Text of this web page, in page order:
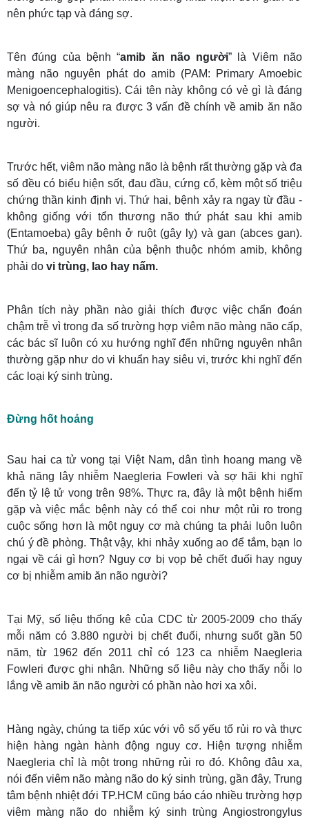
nên phức tạp và đáng sợ.
Tên đúng của bệnh “amib ăn não người” là Viêm não
màng não nguyên phát do amib (PAM: Primary Amoebic
Menigoencephalogitis). Cái tên này không có vẻ gì là đáng
sợ và nó giúp nêu ra được 3 vấn đề chính về amib ăn não
người.
Trước hết, viêm não màng não là bệnh rất thường gặp và đa
số đều có biểu hiện sốt, đau đầu, cứng cổ, kèm một số triệu
chứng thần kinh định vị. Thứ hai, bệnh xảy ra ngay từ đầu -
không giống với tổn thương não thứ phát sau khi amib
(Entamoeba) gây bệnh ở ruột (gây lỵ) và gan (abces gan).
Thứ ba, nguyên nhân của bệnh thuộc nhóm amib, không
phải do vi trùng, lao hay nấm.
Phân tích này phần nào giải thích được việc chẩn đoán
chậm trễ vì trong đa số trường hợp viêm não màng não cấp,
các bác sĩ luôn có xu hướng nghĩ đến những nguyên nhân
thường gặp như do vi khuẩn hay siêu vi, trước khi nghĩ đến
các loại ký sinh trùng.
Đừng hốt hoảng
Sau hai ca tử vong tại Việt Nam, dân tình hoang mang về
khả năng lây nhiễm Naegleria Fowleri và sợ hãi khi nghĩ
đến tỷ lệ tử vong trên 98%. Thực ra, đây là một bệnh hiếm
gặp và việc mắc bệnh này có thể coi như một rủi ro trong
cuộc sống hơn là một nguy cơ mà chúng ta phải luôn luôn
chú ý đề phòng. Thật vậy, khi nhảy xuống ao để tắm, bạn lo
ngại về cái gì hơn? Nguy cơ bị vọp bẻ chết đuối hay nguy
cơ bị nhiễm amib ăn não người?
Tại Mỹ, số liệu thống kê của CDC từ 2005-2009 cho thấy
mỗi năm có 3.880 người bị chết đuối, nhưng suốt gần 50
năm, từ 1962 đến 2011 chỉ có 123 ca nhiễm Naegleria
Fowleri được ghi nhận. Những số liệu này cho thấy nỗi lo
lắng về amib ăn não người có phần nào hơi xa xôi.
Hàng ngày, chúng ta tiếp xúc với vô số yếu tố rủi ro và thực
hiện hàng ngàn hành động nguy cơ. Hiện tượng nhiễm
Naegleria chỉ là một trong những rủi ro đó. Không đâu xa,
nói đến viêm não màng não do ký sinh trùng, gần đây, Trung
tâm bệnh nhiệt đới TP.HCM cũng báo cáo nhiều trường hợp
viêm màng não do nhiễm ký sinh trùng Angiostrongylus